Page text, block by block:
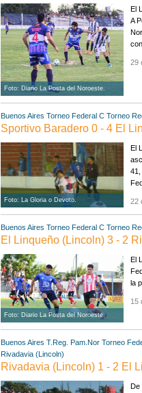
Foto: Diario La Posta del Noroeste.
El
A
29
Buenos Aires Torneo Federal C Torneo
Sportivo Baradero 0 - 4 El
Foto: La Gloria o Devoto.
El
41,
22
Buenos Aires Torneo Federal C Torneo
El Linqueño (Lincoln) 3 - 2
Foto: Diario La Posta del Noroeste.
El
la
15
Buenos Aires T.Reg. Pam.Nor Torneo
Rivadavia (Lincoln)
Rivadavia (Lincoln) 1 - 2 El
De